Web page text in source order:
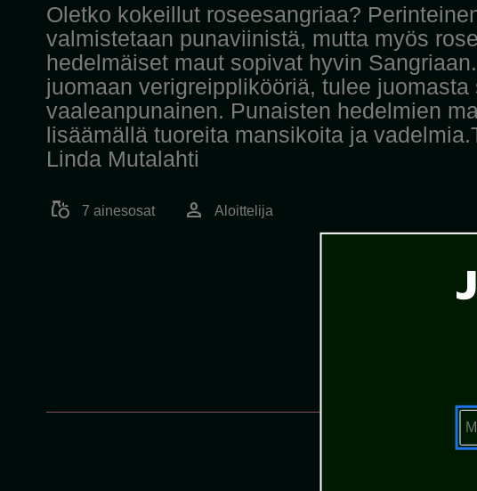
Oletko kokeillut roseesangriaa?
valmistetaan punaviinistä, mutta myös
hedelmäiset maut sopivat hyvin
juomaan verigreipplikööriä, tulee juomasta
vaaleanpunainen. Punaisten hedelmien
lisäämällä tuoreita mansikoita ja
Linda Mutalahti
grocery 7 ainesosat person Aloittelija